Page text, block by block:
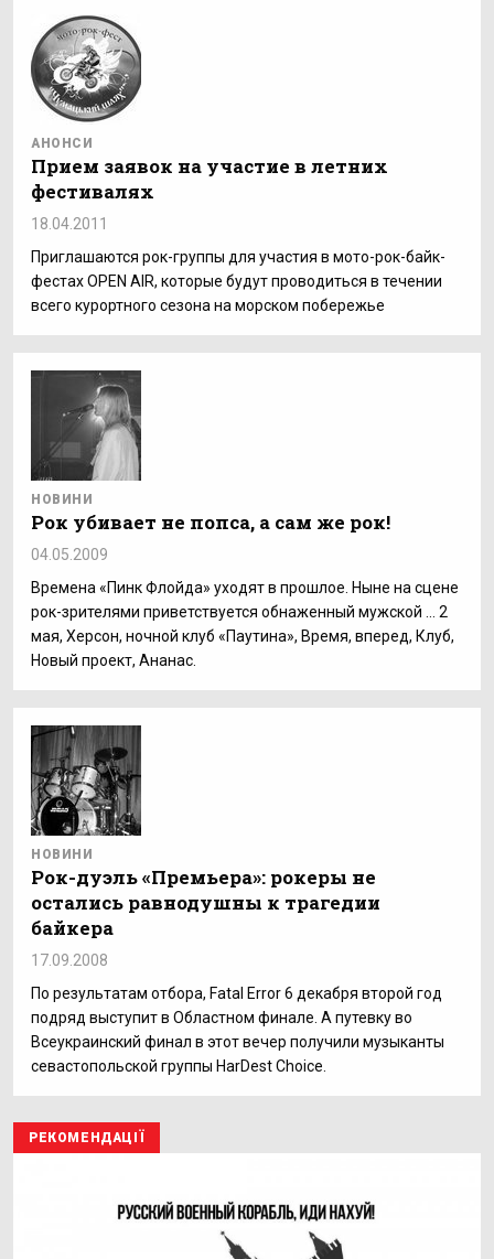
АНОНСИ
Прием заявок на участие в летних
фестивалях
18.04.2011
Приглашаются рок-группы для участия в мото-рок-байк-
фестах OPEN AIR, которые будут проводиться в течении
всего курортного сезона на морском побережье
НОВИНИ
Рок убивает не попса, а сам же рок!
04.05.2009
Времена «Пинк Флойда» уходят в прошлое. Ныне на сцене
рок-зрителями приветствуется обнаженный мужской ... 2
мая, Херсон, ночной клуб «Паутина», Время, вперед, Клуб,
Новый проект, Ананас.
НОВИНИ
Рок-дуэль «Премьера»: рокеры не
остались равнодушны к трагедии
байкера
17.09.2008
По результатам отбора, Fatal Error 6 декабря второй год
подряд выступит в Областном финале. А путевку во
Всеукраинский финал в этот вечер получили музыканты
севастопольской группы HarDest Choice.
РЕКОМЕНДАЦІЇ